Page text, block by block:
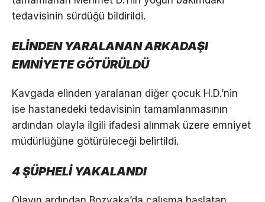
tedavisinin sürdüğü bildirildi.
ELİNDEN YARALANAN ARKADAŞI
EMNİYETE GÖTÜRÜLDÜ
Kavgada elinden yaralanan diğer çocuk H.D.’nin
ise hastanedeki tedavisinin tamamlanmasının
ardından olayla ilgili ifadesi alınmak üzere emniyet
müdürlüğüne götürüleceği belirtildi.
4 ŞÜPHELİ YAKALANDI